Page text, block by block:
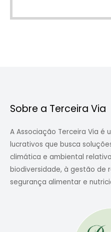
Sobre a Terceira Via
A Associação Terceira Via é
lucrativos que busca
climática e ambiental
biodiversidade, à gestão de
segurança alimentar e